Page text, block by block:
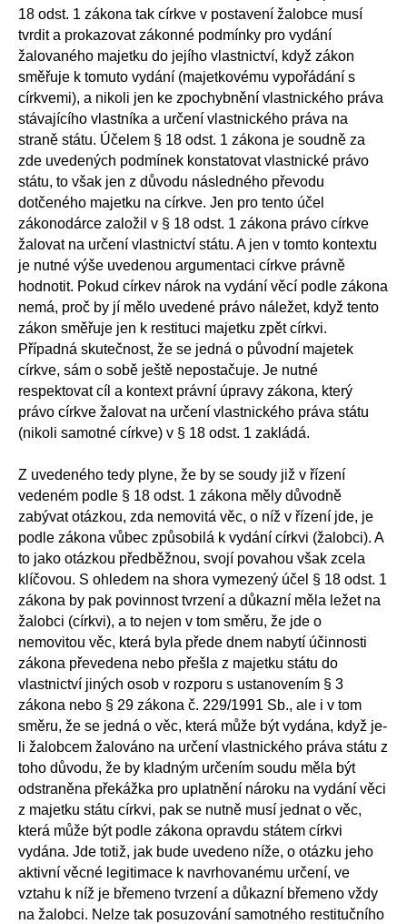
18 odst. 1 zákona tak církve v postavení žalobce musí
tvrdit a prokazovat zákonné podmínky pro vydání
žalovaného majetku do jejího vlastnictví, když zákon
směřuje k tomuto vydání (majetkovému vypořádání s
církvemi), a nikoli jen ke zpochybnění vlastnického práva
stávajícího vlastníka a určení vlastnického práva na
straně státu. Účelem § 18 odst. 1 zákona je soudně za
zde uvedených podmínek konstatovat vlastnické právo
státu, to však jen z důvodu následného převodu
dotčeného majetku na církve. Jen pro tento účel
zákonodárce založil v § 18 odst. 1 zákona právo církve
žalovat na určení vlastnictví státu. A jen v tomto kontextu
je nutné výše uvedenou argumentaci církve právně
hodnotit. Pokud církev nárok na vydání věcí podle zákona
nemá, proč by jí mělo uvedené právo náležet, když tento
zákon směřuje jen k restituci majetku zpět církvi.
Případná skutečnost, že se jedná o původní majetek
církve, sám o sobě ještě nepostačuje. Je nutné
respektovat cíl a kontext právní úpravy zákona, který
právo církve žalovat na určení vlastnického práva státu
(nikoli samotné církve) v § 18 odst. 1 zakládá.
Z uvedeného tedy plyne, že by se soudy již v řízení
vedeném podle § 18 odst. 1 zákona měly důvodně
zabývat otázkou, zda nemovitá věc, o níž v řízení jde, je
podle zákona vůbec způsobilá k vydání církvi (žalobci). A
to jako otázkou předběžnou, svojí povahou však zcela
klíčovou. S ohledem na shora vymezený účel § 18 odst. 1
zákona by pak povinnost tvrzení a důkazní měla ležet na
žalobci (církvi), a to nejen v tom směru, že jde o
nemovitou věc, která byla přede dnem nabytí účinnosti
zákona převedena nebo přešla z majetku státu do
vlastnictví jiných osob v rozporu s ustanovením § 3
zákona nebo § 29 zákona č. 229/1991 Sb., ale i v tom
směru, že se jedná o věc, která může být vydána, když je-
li žalobcem žalováno na určení vlastnického práva státu z
toho důvodu, že by kladným určením soudu měla být
odstraněna překážka pro uplatnění nároku na vydání věci
z majetku státu církvi, pak se nutně musí jednat o věc,
která může být podle zákona opravdu státem církvi
vydána. Jde totiž, jak bude uvedeno níže, o otázku jeho
aktivní věcné legitimace k navrhovanému určení, ve
vztahu k níž je břemeno tvrzení a důkazní břemeno vždy
na žalobci. Nelze tak posuzování samotného restitučního